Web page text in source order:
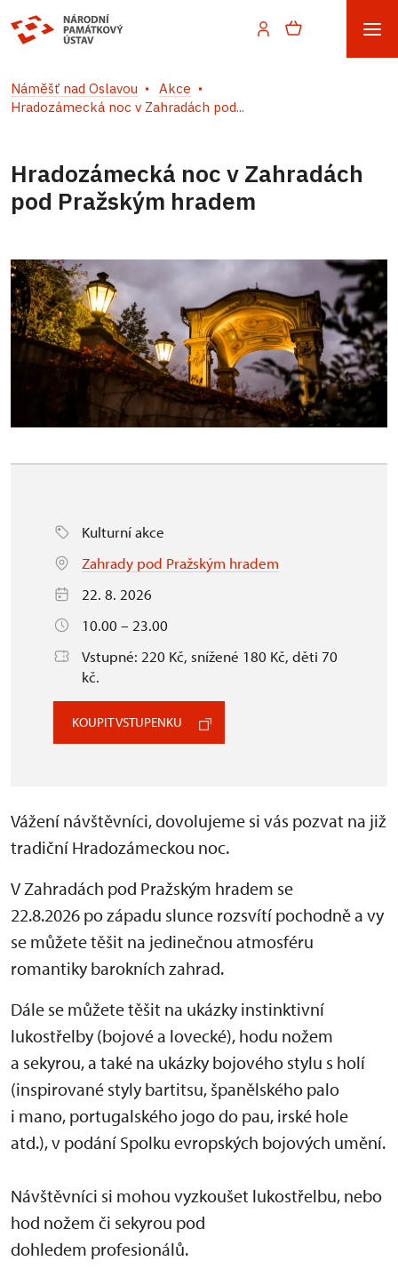
Náměšť nad Oslavou
Akce
Hradozámecká noc v Zahradách pod...
Hradozámecká noc v Zahradách
pod Pražským hradem
Kulturní akce
Zahrady pod Pražským hradem
22. 8. 2026
10.00 – 23.00
Vstupné: 220 Kč, snížené 180 Kč, děti 70
kč.
KOUPIT VSTUPENKU
Vážení návštěvníci, dovolujeme si vás pozvat na již
tradiční Hradozámeckou noc.
V Zahradách pod Pražským hradem se
22.8.2026 po západu slunce rozsvítí pochodně a vy
se můžete těšit na jedinečnou atmosféru
romantiky barokních zahrad.
Dále se můžete těšit na ukázky instinktivní
lukostřelby (bojové a lovecké), hodu nožem
a sekyrou, a také na ukázky bojového stylu s holí
(inspirované styly bartitsu, španělského palo
i mano, portugalského jogo do pau, irské hole
atd.), v podání Spolku evropských bojových umění.
Návštěvníci si mohou vyzkoušet lukostřelbu, nebo
hod nožem či sekyrou pod
dohledem profesionálů.